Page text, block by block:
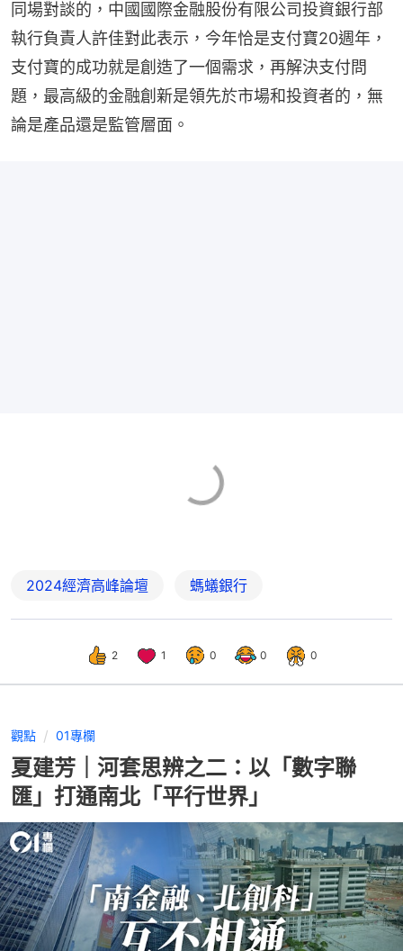
同場對談的，中國國際金融股份有限公司投資銀行部
執行負責人許佳對此表示，今年恰是支付寶20週年，
支付寶的成功就是創造了一個需求，再解決支付問
題，最高級的金融創新是領先於市場和投資者的，無
論是產品還是監管層面。
2024經濟高峰論壇 螞蟻銀行
2 1 0 0 0
觀點 01專欄
夏建芳｜河套思辨之二：以「數字聯
匯」打通南北「平行世界」